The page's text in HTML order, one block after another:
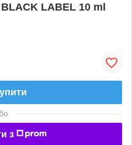
LABEL 10 ml
з